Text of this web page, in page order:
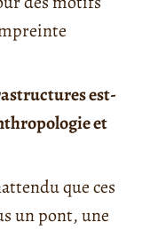
est-
et
que ces
un pont, une